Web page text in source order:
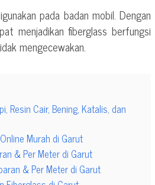
pada badan mobil. Dengan
menjadikan fiberglass berfungsi
mengecewakan.
Resin Cair, Bening, Katalis, dan
Murah di Garut
& Per Meter di Garut
& Per Meter di Garut